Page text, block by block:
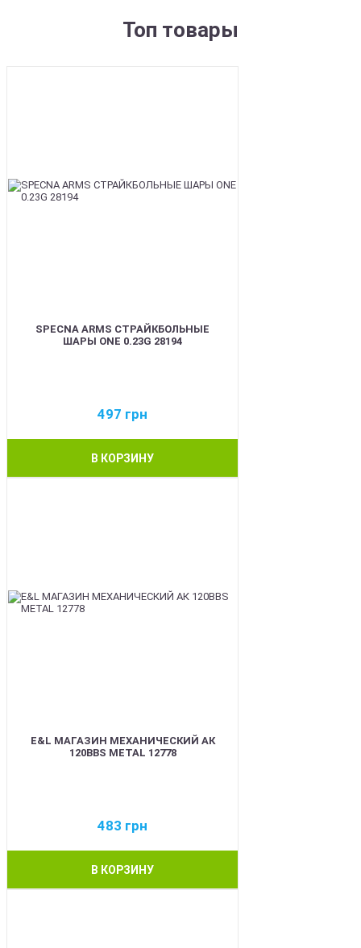
Топ товары
SPECNA ARMS СТРАЙКБОЛЬНЫЕ
ШАРЫ ONE 0.23G 28194
497 грн
В КОРЗИНУ
E&L МАГАЗИН МЕХАНИЧЕСКИЙ АК
120BBS METAL 12778
483 грн
В КОРЗИНУ